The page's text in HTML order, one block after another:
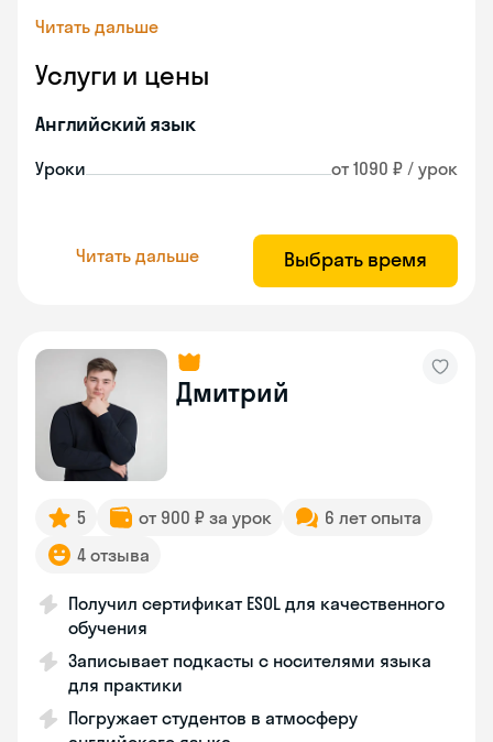
Читать дальше
Услуги и цены
Английский язык
Уроки от 1090 ₽ / урок
Читать дальше Выбрать время
Дмитрий
5 от 900 ₽ за урок
6 лет опыта
4 отзыва
Получил сертификат ESOL для качественного
обучения
Записывает подкасты с носителями языка
для практики
Погружает студентов в атмосферу